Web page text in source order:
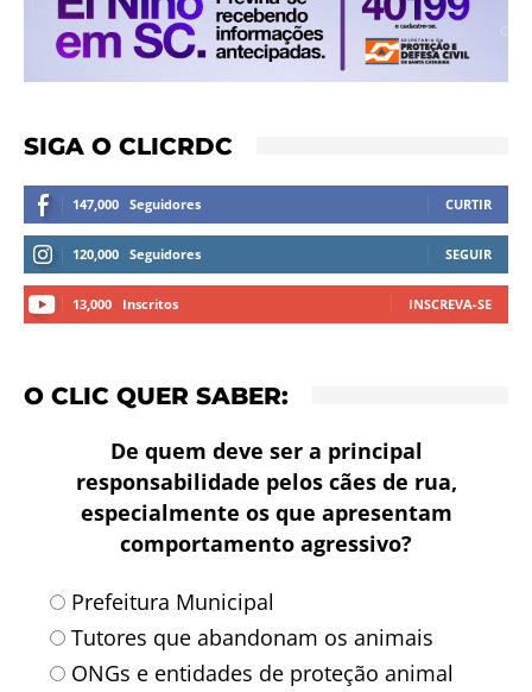
SIGA O CLICRDC
147,000 Seguidores CURTIR
120,000 Seguidores SEGUIR
13,000 Inscritos INSCREVA-SE
O CLIC QUER SABER:
De quem deve ser a principal
responsabilidade pelos cães de rua,
especialmente os que apresentam
comportamento agressivo?
Prefeitura Municipal
Tutores que abandonam os animais
ONGs e entidades de proteção animal